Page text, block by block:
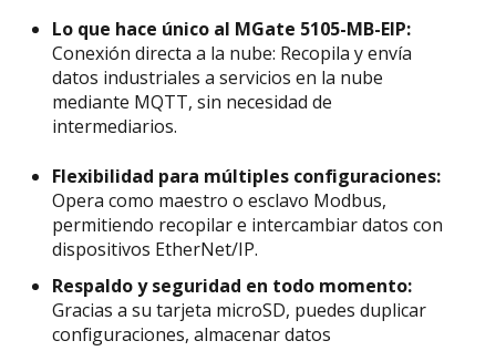
Lo que hace único al MGate 5105-MB-EIP:
Conexión directa a la nube: Recopila y envía
datos industriales a servicios en la nube
mediante MQTT, sin necesidad de
intermediarios.
Flexibilidad para múltiples configuraciones:
Opera como maestro o esclavo Modbus,
permitiendo recopilar e intercambiar datos con
dispositivos EtherNet/IP.
Respaldo y seguridad en todo momento:
Gracias a su tarjeta microSD, puedes duplicar
configuraciones, almacenar datos